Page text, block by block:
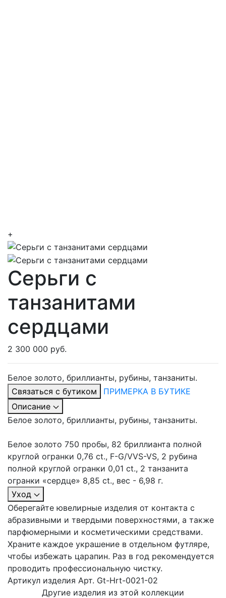
+
Серьги с
танзанитами
сердцами
2 300 000 руб.
Белое золото, бриллианты, рубины, танзаниты.
Связаться с бутиком
ПРИМЕРКА В БУТИКЕ
Описание
Белое золото, бриллианты, рубины, танзаниты.
Белое золото 750 пробы, 82 бриллианта полной
круглой огранки 0,76 ct., F-G/VVS-VS, 2 рубина
полной круглой огранки 0,01 ct., 2 танзанита
огранки «сердце» 8,85 ct., вес - 6,98 г.
Уход
Оберегайте ювелирные изделия от контакта с
абразивными и твердыми поверхностями, а также
парфюмерными и косметическими средствами.
Храните каждое украшение в отдельном футляре,
чтобы избежать царапин. Раз в год рекомендуется
проводить профессиональную чистку.
Артикул изделия Арт. Gt-Hrt-0021-02
Другие изделия из этой коллекции